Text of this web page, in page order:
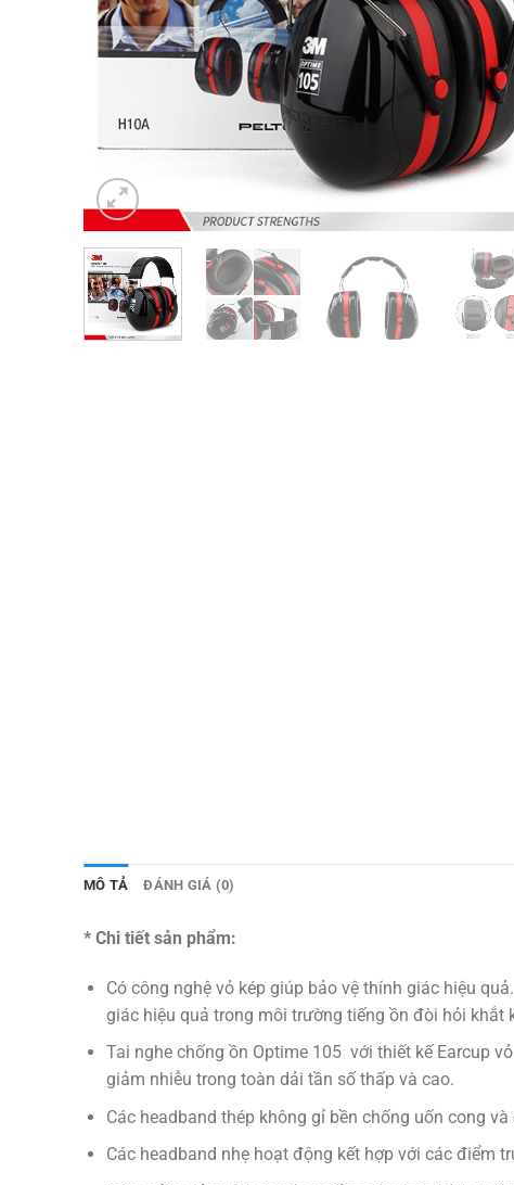
MÔ TẢ ĐÁNH GIÁ (0)
* Chi tiết sản phẩm:
Có công nghệ vỏ kép giúp bảo vệ thính giác hiệu
giác hiệu quả trong môi trường tiếng ồn đòi hỏi khắt
Tai nghe chống ồn Optime 105 với thiết kế Earcup
giảm nhiễu trong toàn dải tần số thấp và cao.
Các headband thép không gỉ bền chống uốn cong
Các headband nhẹ hoạt động kết hợp với các điểm